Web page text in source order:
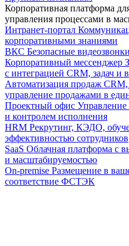
Корпоративная платформа
управления процессами в
Интранет-портал
корпоративными знаниями
ВКС Безопасные
Корпоративный мессенджер
с интеграцией CRM, задач и
Автоматизация продаж CRM,
управление продажами в
Проектный офис Управление
и контролем исполнения
HRM Рекрутинг, КЭДО,
эффективностью сотрудников
SaaS Облачная платформа с
и масштабируемостью
On-premise Размещение в
соответствие ФСТЭК